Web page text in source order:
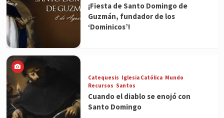
¡Fiesta de Santo Domingo de
Guzmán, fundador de los
‘Dominicos’!
Catequesis Iglesia Católica Mundo
Recursos Santos
Cuando el diablo se enojó con
Santo Domingo